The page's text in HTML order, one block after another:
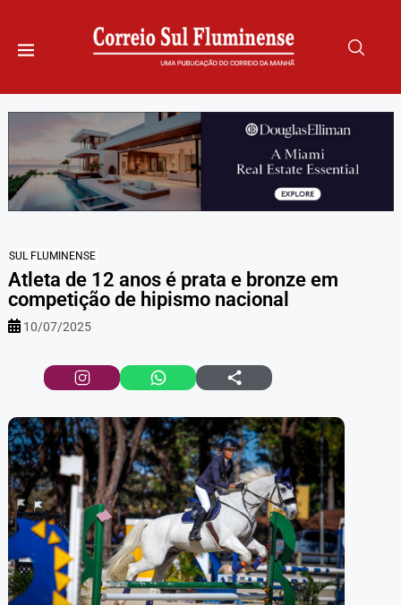
SUL FLUMINENSE
Atleta de 12 anos é prata e bronze em
competição de hipismo nacional
10/07/2025